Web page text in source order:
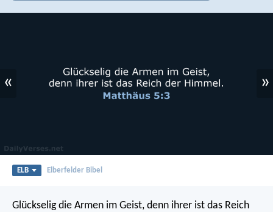
« »
ELB Elberfelder Bibel
Glückselig die Armen im Geist, denn ihrer ist das Reich